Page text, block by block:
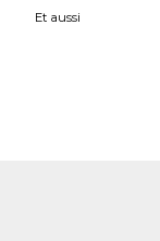
Et aussi